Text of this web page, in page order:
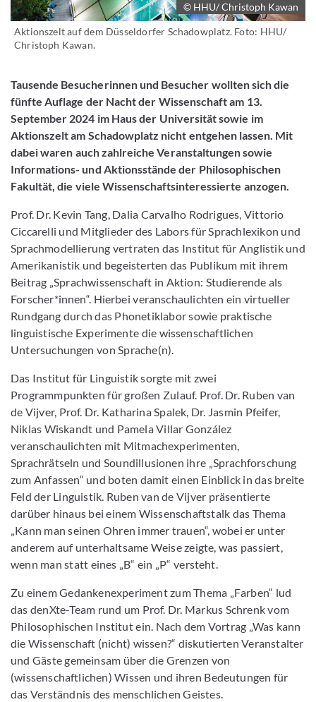
© HHU/ Christoph Kawan
Aktionszelt auf dem Düsseldorfer Schadowplatz. Foto: HHU/
Christoph Kawan.
Tausende Besucherinnen und Besucher wollten sich die
fünfte Auflage der Nacht der Wissenschaft am 13.
September 2024 im Haus der Universität sowie im
Aktionszelt am Schadowplatz nicht entgehen lassen. Mit
dabei waren auch zahlreiche Veranstaltungen sowie
Informations- und Aktionsstände der Philosophischen
Fakultät, die viele Wissenschaftsinteressierte anzogen.
Prof. Dr. Kevin Tang, Dalia Carvalho Rodrigues, Vittorio
Ciccarelli und Mitglieder des Labors für Sprachlexikon und
Sprachmodellierung vertraten das Institut für Anglistik und
Amerikanistik und begeisterten das Publikum mit ihrem
Beitrag „Sprachwissenschaft in Aktion: Studierende als
Forscher*innen“. Hierbei veranschaulichten ein virtueller
Rundgang durch das Phonetiklabor sowie praktische
linguistische Experimente die wissenschaftlichen
Untersuchungen von Sprache(n).
Das Institut für Linguistik sorgte mit zwei
Programmpunkten für großen Zulauf. Prof. Dr. Ruben van
de Vijver, Prof. Dr. Katharina Spalek, Dr. Jasmin Pfeifer,
Niklas Wiskandt und Pamela Villar González
veranschaulichten mit Mitmachexperimenten,
Sprachrätseln und Soundillusionen ihre „Sprachforschung
zum Anfassen“ und boten damit einen Einblick in das breite
Feld der Linguistik. Ruben van de Vijver präsentierte
darüber hinaus bei einem Wissenschaftstalk das Thema
„Kann man seinen Ohren immer trauen“, wobei er unter
anderem auf unterhaltsame Weise zeigte, was passiert,
wenn man statt eines „B“ ein „P“ versteht.
Zu einem Gedankenexperiment zum Thema „Farben“ lud
das denXte-Team rund um Prof. Dr. Markus Schrenk vom
Philosophischen Institut ein. Nach dem Vortrag „Was kann
die Wissenschaft (nicht) wissen?“ diskutierten Veranstalter
und Gäste gemeinsam über die Grenzen von
(wissenschaftlichen) Wissen und ihren Bedeutungen für
das Verständnis des menschlichen Geistes.